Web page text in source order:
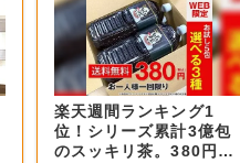
楽天週間ランキング1
位！シリーズ累計3億包
のスッキリ茶。380円で